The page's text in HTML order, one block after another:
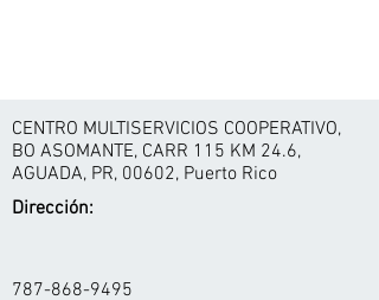
CENTRO MULTISERVICIOS COOPERATIVO,
BO ASOMANTE, CARR 115 KM 24.6,
AGUADA, PR, 00602, Puerto Rico
Dirección:
787-868-9495